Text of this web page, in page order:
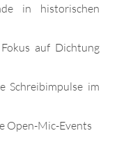
in historischen
auf Dichtung
Schreibimpulse im
Open-Mic-Events